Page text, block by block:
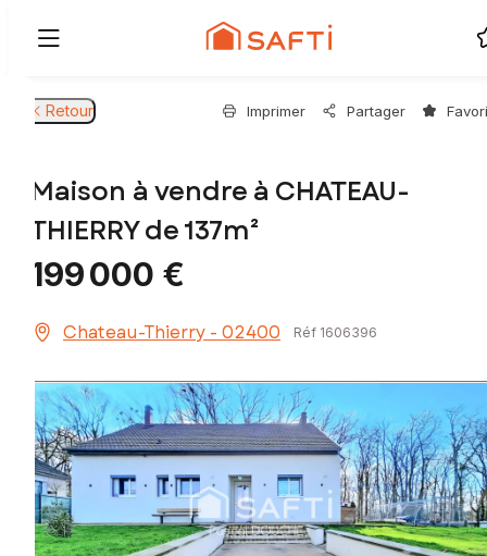
Retour Imprimer Partager
Maison à vendre à CHATEAU-
THIERRY de 137m²
199 000 €
Chateau-Thierry - 02400 Réf 1606396